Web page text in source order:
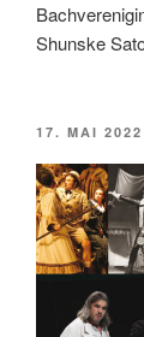
Shunske
17. MAI 2022